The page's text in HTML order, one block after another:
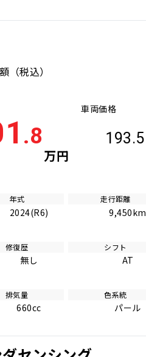
（税込）
.8
万円
車両価格
193.5
年式
2024(R6)
走行距離
9,450km
修復歴
無し
シフト
AT
排気量
660cc
色系統
パール